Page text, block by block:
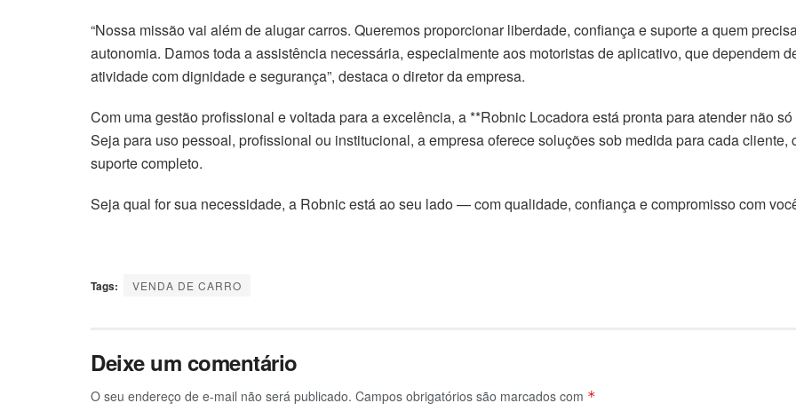
“Nossa missão vai além de alugar carros. Queremos proporcionar liberdade, confiança e suporte a quem
autonomia. Damos toda a assistência necessária, especialmente aos motoristas de aplicativo, que dependem
atividade com dignidade e segurança”, destaca o diretor da empresa.
Com uma gestão profissional e voltada para a excelência, a **Robnic Locadora está pronta para atender não
Seja para uso pessoal, profissional ou institucional, a empresa oferece soluções sob medida para cada
suporte completo.
Seja qual for sua necessidade, a Robnic está ao seu lado — com qualidade, confiança e compromisso com
Tags: VENDA DE CARRO
Deixe um comentário
O seu endereço de e-mail não será publicado. Campos obrigatórios são marcados com *